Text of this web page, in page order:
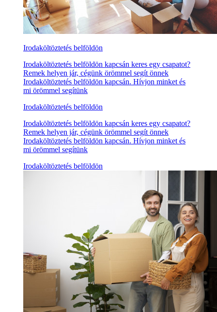
Irodaköltöztetés belföldön
Irodaköltöztetés belföldön kapcsán keres egy csapatot?
Remek helyen jár, cégünk örömmel segít önnek
Irodaköltöztetés belföldön kapcsán. Hívjon minket és
mi örömmel segítünk
Irodaköltöztetés belföldön
Irodaköltöztetés belföldön kapcsán keres egy csapatot?
Remek helyen jár, cégünk örömmel segít önnek
Irodaköltöztetés belföldön kapcsán. Hívjon minket és
mi örömmel segítünk
Irodaköltöztetés belföldön